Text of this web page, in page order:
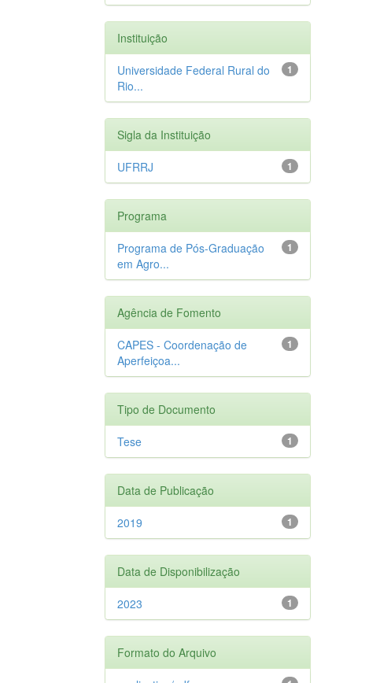
Instituição
1
Universidade Federal Rural do
Rio...
Sigla da Instituição
1
UFRRJ
Programa
1
Programa de Pós-Graduação
em Agro...
Agência de Fomento
1
CAPES - Coordenação de
Aperfeiçoa...
Tipo de Documento
1
Tese
Data de Publicação
1
2019
Data de Disponibilização
1
2023
Formato do Arquivo